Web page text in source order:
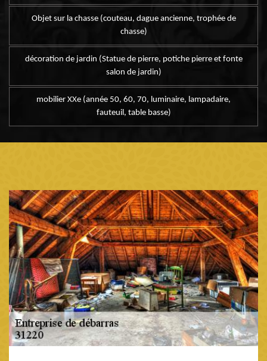
Objet sur la chasse (couteau, dague ancienne, trophée de
chasse)
décoration de jardin (Statue de pierre, potiche pierre et fonte
salon de jardin)
mobilier XXe (année 50, 60, 70, luminaire, lampadaire,
fauteuil, table basse)